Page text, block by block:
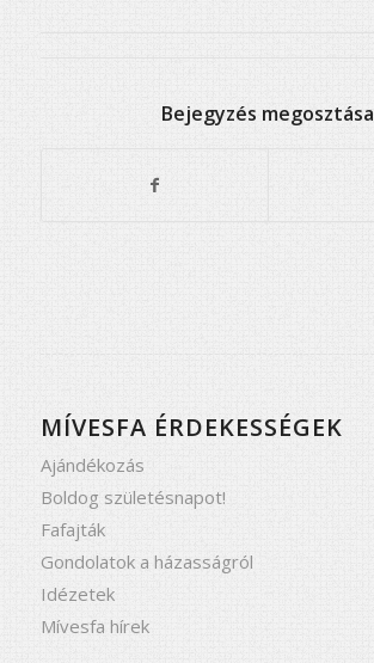
Bejegyzés megosztása
MÍVESFA ÉRDEKESSÉGEK
Ajándékozás
Boldog születésnapot!
Fafajták
Gondolatok a házasságról
Idézetek
Mívesfa hírek